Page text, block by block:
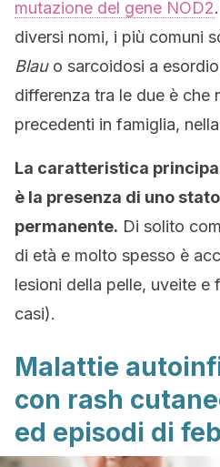
mutazione del gene NOD2
diversi nomi, i più comuni
Blauo sarcoidosi a esordio
differenza tra le due è che
precedenti in famiglia,
La caratteristica
è la presenza di uno
permanente. Di solito
di età e molto spesso è
lesioni della pelle, uveite e
casi).
Malattie
con rash
ed episodi di